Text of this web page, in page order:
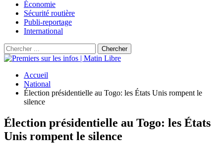
Économie
Sécurité routière
Publi-reportage
International
Accueil
National
Élection présidentielle au Togo: les États Unis rompent le
silence
Élection présidentielle au Togo: les États
Unis rompent le silence